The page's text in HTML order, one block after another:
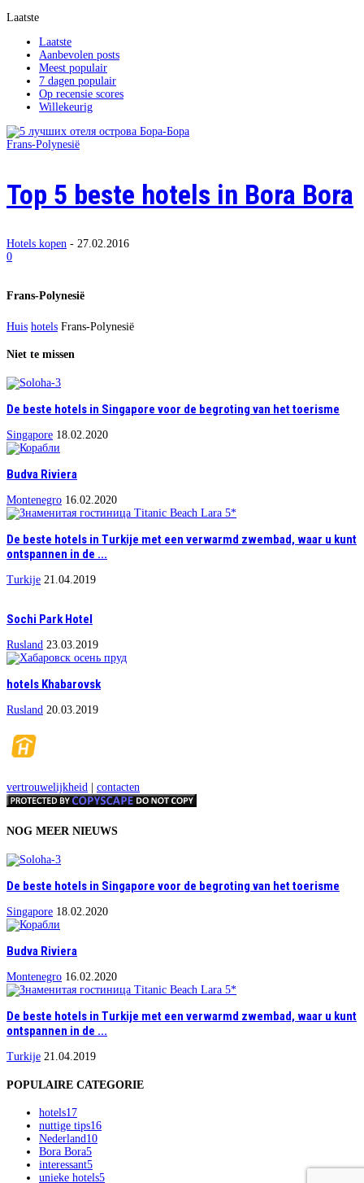
Laatste
Laatste
Aanbevolen posts
Meest populair
7 dagen populair
Op recensie scores
Willekeurig
Frans-Polynesië
Top 5 beste hotels in Bora Bora
Hotels kopen - 27.02.2016
0
Frans-Polynesië
Huis hotels Frans-Polynesië
Niet te missen
De beste hotels in Singapore voor de begroting van het toerisme
Singapore 18.02.2020
Budva Riviera
Montenegro 16.02.2020
De beste hotels in Turkije met een verwarmd zwembad, waar u kunt
ontspannen in de ...
Turkije 21.04.2019
Sochi Park Hotel
Rusland 23.03.2019
hotels Khabarovsk
Rusland 20.03.2019
vertrouwelijkheid | contacten
NOG MEER NIEUWS
De beste hotels in Singapore voor de begroting van het toerisme
Singapore 18.02.2020
Budva Riviera
Montenegro 16.02.2020
De beste hotels in Turkije met een verwarmd zwembad, waar u kunt
ontspannen in de ...
Turkije 21.04.2019
POPULAIRE CATEGORIE
hotels17
nuttige tips16
Nederland10
Bora Bora5
interessant5
unieke hotels5